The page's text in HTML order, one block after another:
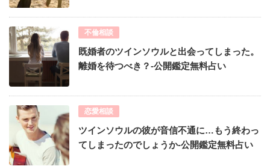
不倫相談
既婚者のツインソウルと出会ってしまった。
離婚を待つべき？-公開鑑定無料占い
恋愛相談
ツインソウルの彼が音信不通に…もう終わっ
てしまったのでしょうか-公開鑑定無料占い